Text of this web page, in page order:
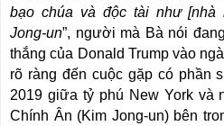
bạo chúa và độc tài như [nhà
Jong-un”, người mà Bà nói
thắng của Donald Trump vào
rõ ràng đến cuộc gặp có phần
2019 giữa tỷ phú New York và
Chính Ân (Kim Jong-un) bên